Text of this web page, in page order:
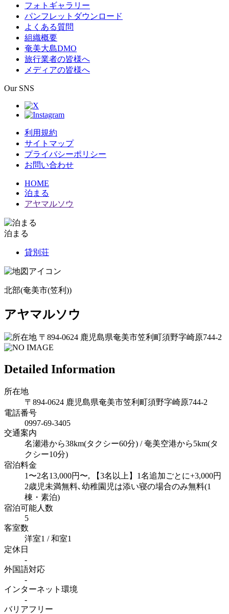
フォトギャラリー
パンフレットダウンロード
よくある質問
組織概要
奄美大島DMO
旅行業者の皆様へ
メディアの皆様へ
Our SNS
利用規約
サイトマップ
プライバシーポリシー
お問い合わせ
HOME
泊まる
アヤマルソウ
泊まる
貸別荘
北部(奄美市(笠利))
アヤマルソウ
〒894-0624 鹿児島県奄美市笠利町須野字崎原744-2
Detailed Information
所在地
〒894-0624 鹿児島県奄美市笠利町須野字崎原744-2
電話番号
0997‐69‐3405
交通案内
名瀬港から38km(タクシー60分) / 奄美空港から5km(タ
クシー10分)
宿泊料金
1〜2名13,000円〜, 【3名以上】1名追加ごとに+3,000円
2歳児未満無料､幼稚園児は添い寝の場合のみ無料(1
棟・素泊)
宿泊可能人数
5
客室数
洋室1 / 和室1
定休日
-
外国語対応
-
インターネット 環境
-
バリアフリー